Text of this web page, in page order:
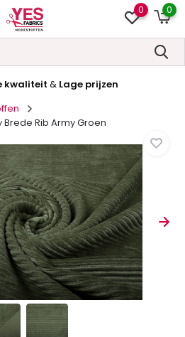
0 0
&Lage prijzen
Rib Army Groen